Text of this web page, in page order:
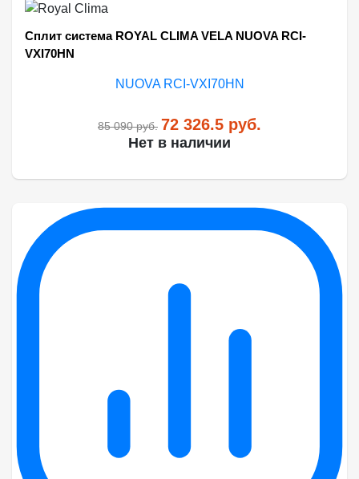
Сплит система ROYAL CLIMA VELA NUOVA RCI-
VXI70HN
85 090руб. 72 326.5 руб.
Нет в наличии